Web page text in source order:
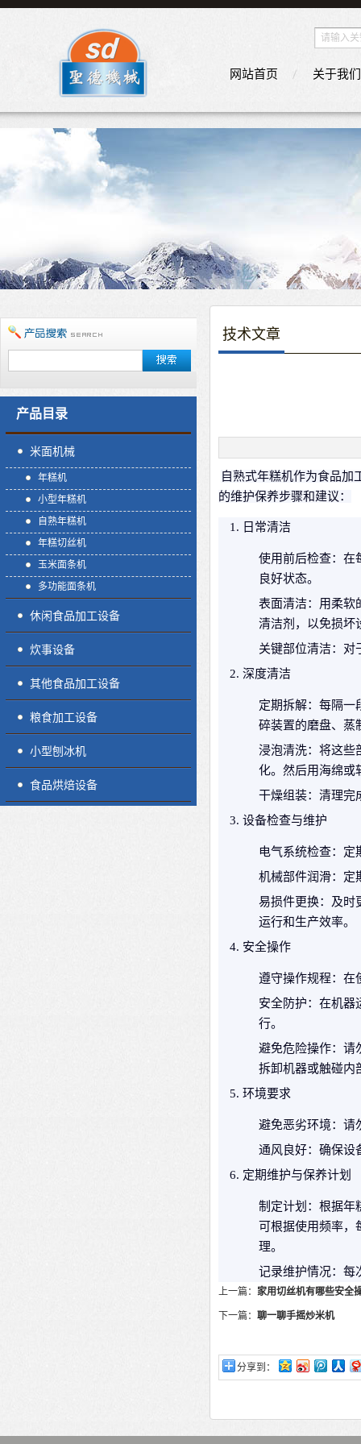
网站首页 关于我们
产品目录
米面机械
年糕机
小型年糕机
自熟年糕机
年糕切丝机
玉米面条机
多功能面条机
休闲食品加工设备
炊事设备
其他食品加工设备
粮食加工设备
小型刨冰机
食品烘焙设备
技术文章
自熟式年糕机作为食品加
的维护保养步骤和建议：
日常清洁
使用前后检查：在
良好状态。
表面清洁：用柔软
清洁剂，以免损坏
关键部位清洁：对
深度清洁
定期拆解：每隔一
碎装置的磨盘、蒸
浸泡清洗：将这些
化。然后用海绵或
干燥组装：清理完
设备检查与维护
电气系统检查：定
机械部件润滑：定
易损件更换：及时
运行和生产效率。
安全操作
遵守操作规程：在
安全防护：在机器
行。
避免危险操作：请
拆卸机器或触碰内
环境要求
避免恶劣环境：请
通风良好：确保设
定期维护与保养计划
制定计划 ：根据年
可根据使用频率，
理。
记录维护情况：每
上一篇： 家用切丝机有哪些安全
下一篇： 聊一聊手摇炒米机
分享到：